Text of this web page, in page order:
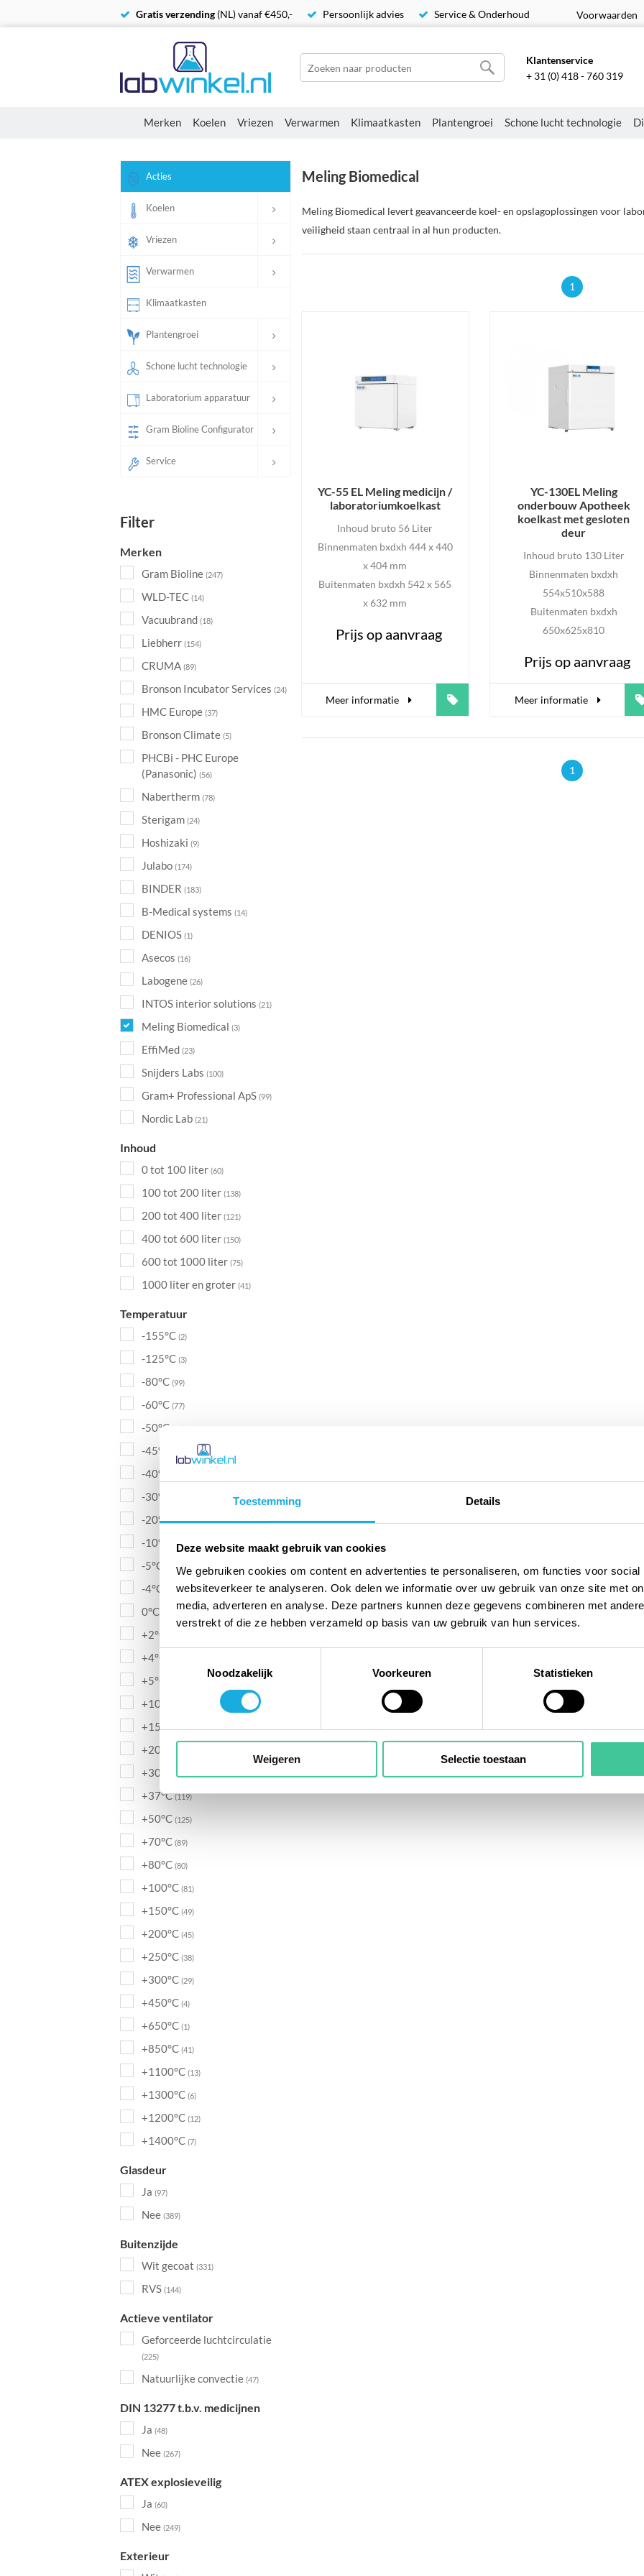
Toestemming Details
Deze website maakt gebruik van cookies
We gebruiken cookies om content en advertenties te personaliseren, om functies voor social
websiteverkeer te analyseren. Ook delen we informatie over uw gebruik van onze site met
media, adverteren en analyse. Deze partners kunnen deze gegevens combineren met
verstrekt of die ze hebben verzameld op basis van uw gebruik van hun services.
Toestemmingsselectie
Noodzakelijk
Voorkeuren Statistieken
Weigeren Selectie toestaan
Gratis verzending (NL) vanaf €450,- Persoonlijk advies Service & Onderhoud Voorwaarden
Klantenservice
+ 31 (0) 418 - 760 319
Merken Koelen Vriezen Verwarmen Klimaatkasten Plantengroei Schone lucht technologie
Acties
Koelen
Vriezen
Verwarmen
Klimaatkasten
Plantengroei
Schone lucht technologie
Laboratorium apparatuur
Gram Bioline Configurator
Service
Filter
Merken
Gram Bioline (247)
WLD-TEC (14)
Vacuubrand (18)
Liebherr (154)
CRUMA (89)
Bronson Incubator Services (24)
HMC Europe (37)
Bronson Climate (5)
PHCBi - PHC Europe
(Panasonic) (56)
Nabertherm (78)
Sterigam (24)
Hoshizaki (9)
Julabo (174)
BINDER (183)
B-Medical systems (14)
DENIOS (1)
Asecos (16)
Labogene (26)
INTOS interior solutions (21)
Meling Biomedical (3)
EffiMed (23)
Snijders Labs (100)
Gram+ Professional ApS (99)
Nordic Lab (21)
Inhoud
0 tot 100 liter (60)
100 tot 200 liter (138)
200 tot 400 liter (121)
400 tot 600 liter (150)
600 tot 1000 liter (75)
1000 liter en groter (41)
Temperatuur
-155°C (2)
-125°C (3)
-80°C (99)
-60°C (77)
-50°C (52)
-45°C
-40°C
-30°C
-20°C(146)
-10°C (122)
-5°C (69)
-4°C (36)
0°C
+2°C
+4°C
+5°C
+10°C
+15°C(143)
+20°C
+30°C (113)
+37°C(119)
+50°C (125)
+70°C (89)
+80°C (80)
+100°C (81)
+150°C (49)
+200°C (45)
+250°C (38)
+300°C (29)
+450°C (4)
+650°C (1)
+850°C (41)
+1100°C (13)
+1300°C (6)
+1200°C (12)
+1400°C (7)
Glasdeur
Ja (97)
Nee (389)
Buitenzijde
Wit gecoat (331)
RVS (144)
Actieve ventilator
Geforceerde luchtcirculatie
(225)
Natuurlijke convectie (47)
DIN 13277 t.b.v. medicijnen
Ja (48)
Nee (267)
ATEX explosieveilig
Ja (60)
Nee (249)
Exterieur
Meling Biomedical
Meling Biomedical levert geavanceerde koel- en opslagoplossingen voor
veiligheid staan centraal in al hun producten.
1
YC-55 EL Meling medicijn /
laboratoriumkoelkast
Inhoud bruto 56 Liter
Binnenmaten bxdxh 444 x 440
x 404 mm
Buitenmaten bxdxh 542 x 565
x 632 mm
Prijs op aanvraag
Meer informatie
YC-130EL Meling
onderbouw Apotheek
koelkast met gesloten
deur
Inhoud bruto 130 Liter
Binnenmaten bxdxh
554x510x588
Buitenmaten bxdxh
650x625x810
Prijs op aanvraag
Meer informatie
1